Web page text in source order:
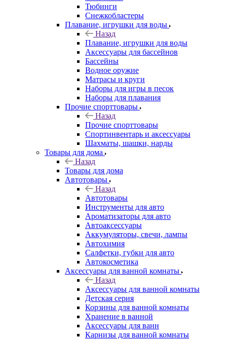
Тюбинги
Снежкобластеры
Плавание, игрушки для воды
Назад
Плавание, игрушки для воды
Аксессуары для бассейнов
Бассейны
Водное оружие
Матрасы и круги
Наборы для игры в песок
Наборы для плавания
Прочие спорттовары
Назад
Прочие спорттовары
Спортинвентарь и аксессуары
Шахматы, шашки, нарды
Товары для дома
Назад
Товары для дома
Автотовары
Назад
Автотовары
Инструменты для авто
Ароматизаторы для авто
Автоаксессуары
Аккумуляторы, свечи, лампы
Автохимия
Салфетки, губки для авто
Автокосметика
Аксессуары для ванной комнаты
Назад
Аксессуары для ванной комнаты
Детская серия
Корзины для ванной комнаты
Хранение в ванной
Аксессуары для ванн
Карнизы для ванной комнаты